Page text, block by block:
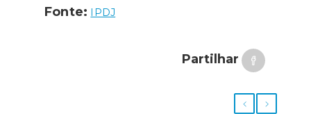
Fonte: IPDJ
Partilhar